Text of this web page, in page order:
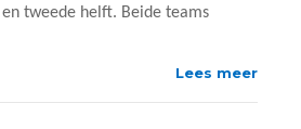
tweede helft. Beide teams
Lees meer